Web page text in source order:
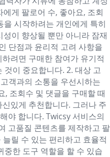
게 팔로어 수, 좋아요, 조회
시작하려는 개인에게 특히
이 향상될 뿐만 아니라 잠재
단점과 윤리적 고려 사항을
려면 구매한 참여가 유기적
이 중요합니다. 2. 대상 고
객과의 소통을 우선시하는
조회수 및 댓글을 구매할 때
있게 추천합니다. 그러나 주
야 합니다. Twicsy 서비스의
고품질 콘텐츠를 제작하고 팔
릴 수 있는 편리하고 효율적
한 도구 역할을 할 수 있습